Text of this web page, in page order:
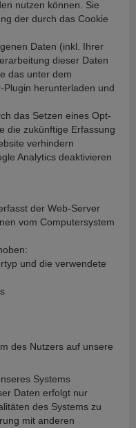
nutzen können. Sie
der durch das Cookie
Daten (inkl. Ihrer
dieser Daten
das unter dem
herunterladen und
das Setzen eines Opt-
die zukünftige Erfassung
verhindern
Analytics deaktivieren
der Web-Server
vom Computersystem
und die verwendete
des Nutzers auf unsere
Systems
Daten erfolgt nur
des Systems zu
mit anderen